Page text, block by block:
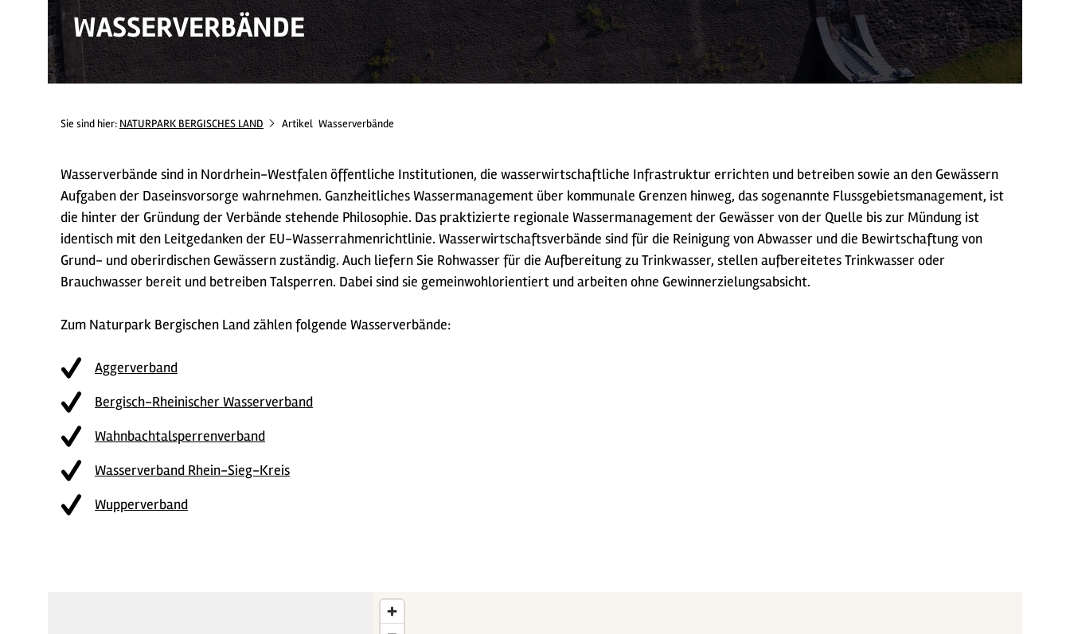
WASSERVERBÄNDE
Sie sind hier: NATURPARK BERGISCHES LAND Artikel Wasserverbände
Wasserverbände sind in Nordrhein-Westfalen öffentliche Institutionen, die wasserwirtschaftliche Infrastruktur errichten und betreiben sowie an den Gewässern
Aufgaben der Daseinsvorsorge wahrnehmen. Ganzheitliches Wassermanagement über kommunale Grenzen hinweg, das sogenannte Flussgebietsmanagement, ist
die hinter der Gründung der Verbände stehende Philosophie. Das praktizierte regionale Wassermanagement der Gewässer von der Quelle bis zur Mündung ist
identisch mit den Leitgedanken der EU-Wasserrahmenrichtlinie. Wasserwirtschaftsverbände sind für die Reinigung von Abwasser und die Bewirtschaftung von
Grund- und oberirdischen Gewässern zuständig. Auch liefern Sie Rohwasser für die Aufbereitung zu Trinkwasser, stellen aufbereitetes Trinkwasser oder
Brauchwasser bereit und betreiben Talsperren. Dabei sind sie gemeinwohlorientiert und arbeiten ohne Gewinnerzielungsabsicht.
Zum Naturpark Bergischen Land zählen folgende Wasserverbände:
Aggerverband
Bergisch-Rheinischer Wasserverband
Wahnbachtalsperrenverband
Wasserverband Rhein-Sieg-Kreis
Wupperverband